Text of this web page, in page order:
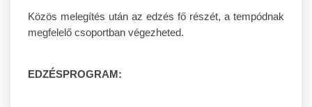
Közös melegítés után az edzés fő részét, a tempódnak
megfelelő csoportban végezheted.
EDZÉSPROGRAM: